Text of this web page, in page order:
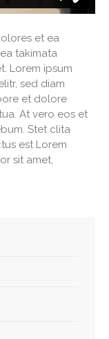
et ea
takimata
Lorem ipsum
sed diam
et dolore
At vero eos et
Stet clita
est Lorem
sit amet,